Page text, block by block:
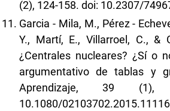
(2), 124-158. doi: 10.2307/
Garcia - Mila, M., Pérez -
Y., Martí, E., Villarroel, C., &
¿Centrales nucleares? ¿Sí o
argumentativo de tablas y
Aprendizaje, 39 (1),
10.1080/